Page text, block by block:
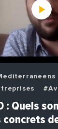
#Decideurs
: Quels